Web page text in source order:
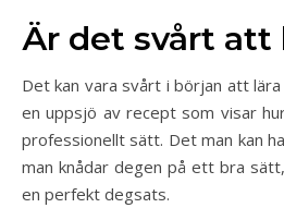
Är det svårt att
Det kan vara svårt i början att
en uppsjö av recept som visar
professionellt sätt. Det man kan
man knådar degen på ett bra
en perfekt degsats.